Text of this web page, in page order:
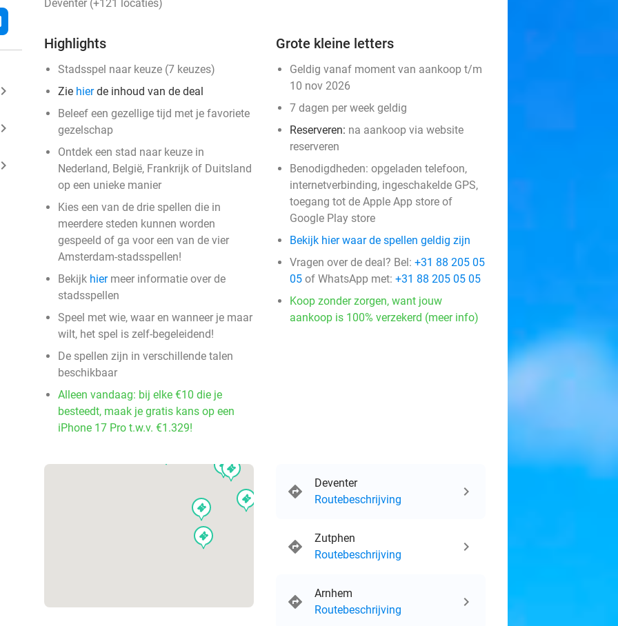
keyboard_arrow_right
keyboard_arrow_right
keyboard_arrow_right
Deventer (+121 locaties)
Highlights
Stadsspel naar keuze (7 keuzes)
Zie hierde inhoud van de deal
Beleef een gezellige tijd met je favoriete
gezelschap
Ontdek een stad naar keuze in
Nederland, België, Frankrijk of Duitsland
op een unieke manier
Kies een van de drie spellen die in
meerdere steden kunnen worden
gespeeld of ga voor een van de vier
Amsterdam-stadsspellen!
Bekijk hiermeer informatie over de
stadsspellen
Speel met wie, waar en wanneer je maar
wilt, het spel is zelf-begeleidend!
De spellen zijn in verschillende talen
beschikbaar
Alleen vandaag: bij elke €10 die je
besteedt, maak je gratis kans op een
iPhone 17 Pro t.w.v. €1.329!
Grote kleine letters
Geldig vanaf moment van aankoop t/m
10 nov 2026
7 dagen per week geldig
Reserveren: na aankoop via website
reserveren
Benodigdheden: opgeladen telefoon,
internetverbinding, ingeschakelde GPS,
toegang tot de Apple App store of
Google Play store
Bekijk hier waar de spellen geldig zijn
Vragen over de deal? Bel: +31 88 205 05
05 of WhatsApp met: +31 88 205 05 05
Koop zonder zorgen, want jouw
aankoop is 100% verzekerd (meer info)
events
events
events
events
events
events
events events
events
events
events
events
events
events
events
events
events
events
events
events
events
events
events
events
events
events
events
events
events
events
events
events
events
events
events
events
eventsevents events
events
events
events
events
events
events
events
events
events
events
events events
events
events
events
events
events
events
events
events
events
events
events
events
Deventer
Routebeschrijving
Zutphen
Routebeschrijving
Arnhem
Routebeschrijving